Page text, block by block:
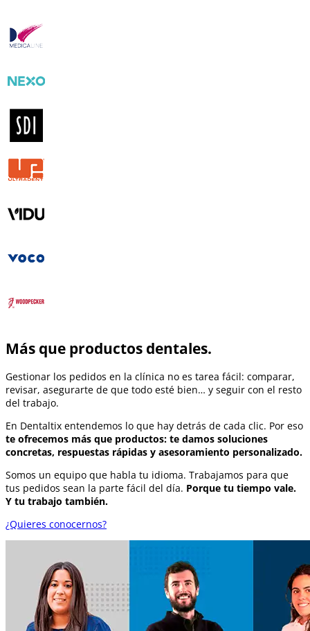
Más que productos dentales.
Gestionar los pedidos en la clínica no es tarea fácil: comparar,
revisar, asegurarte de que todo esté bien… y seguir con el resto
del trabajo.
En Dentaltix entendemos lo que hay detrás de cada clic. Por eso
te ofrecemos más que productos: te damos soluciones
concretas, respuestas rápidas y asesoramiento personalizado.
Somos un equipo que habla tu idioma. Trabajamos para que
tus pedidos sean la parte fácil del día. Porque tu tiempo vale.
Y tu trabajo también.
¿Quieres conocernos?